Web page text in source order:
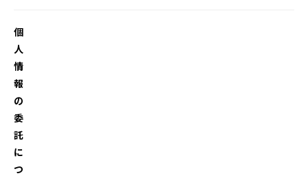
個
人
情
報
の
委
託
に
つ